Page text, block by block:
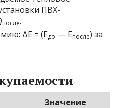
ПВХ-
после.
ΔE = (Eдо — Eпосле) за
Значение